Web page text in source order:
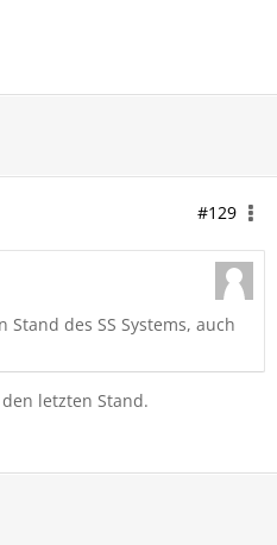
#129
des SS Systems, auch
letzten Stand.